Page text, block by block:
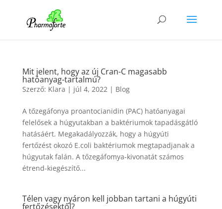
Mit jelent, hogy az új Cran-C magasabb
hatóanyag-tartalmú?
Szerző: Klara | júl 4, 2022| Blog
A tőzegáfonya proantocianidin (PAC) hatóanyagai
felelősek a húgyutakban a baktériumok tapadásgátló
hatásáért. Megakadályozzák, hogy a húgyúti
fertőzést okozó E.coli baktériumok megtapadjanak a
húgyutak falán. A tőzegáfomya-kivonatát számos
étrend-kiegészítő...
Télen vagy nyáron kell jobban tartani a húgyúti
fertőzésektől?